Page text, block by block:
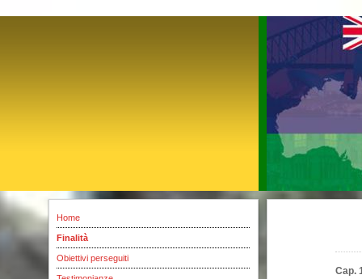
Home
Finalità
Obiettivi perseguiti
Cap.